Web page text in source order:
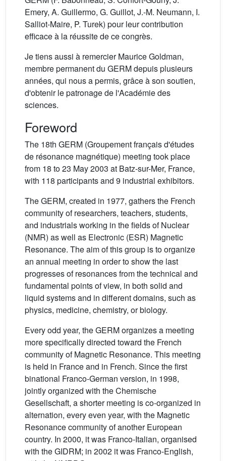
Emery, A. Guillermo, G. Guillot, J.-M. Neumann, I.
Salliot-Maire, P. Turek) pour leur contribution
efficace à la réussite de ce congrès.
Je tiens aussi à remercier Maurice Goldman,
membre permanent du GERM depuis plusieurs
années, qui nous a permis, grâce à son soutien,
d'obtenir le patronage de l'Académie des
sciences.
Foreword
The 18th GERM (Groupement français d'études
de résonance magnétique) meeting took place
from 18 to 23 May 2003 at Batz-sur-Mer, France,
with 118 participants and 9 industrial exhibitors.
The GERM, created in 1977, gathers the French
community of researchers, teachers, students,
and industrials working in the fields of Nuclear
(NMR) as well as Electronic (ESR) Magnetic
Resonance. The aim of this group is to organize
an annual meeting in order to show the last
progresses of resonances from the technical and
fundamental points of view, in both solid and
liquid systems and in different domains, such as
physics, medicine, chemistry, or biology.
Every odd year, the GERM organizes a meeting
more specifically directed toward the French
community of Magnetic Resonance. This meeting
is held in France and in French. Since the first
binational Franco-German version, in 1998,
jointly organized with the Chemische
Gesellschaft, a shorter meeting is co-organized in
alternation, every even year, with the Magnetic
Resonance community of another European
country. In 2000, it was Franco-Italian, organised
with the GIDRM; in 2002 it was Franco-English,